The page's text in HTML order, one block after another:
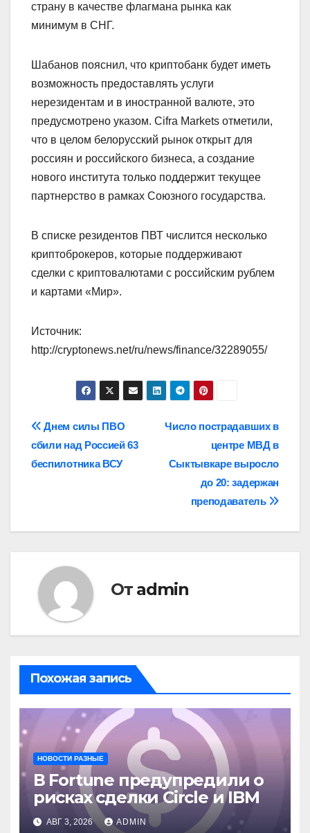
страну в качестве флагмана рынка как
минимум в СНГ.
Шабанов пояснил, что криптобанк будет иметь
возможность предоставлять услуги
нерезидентам и в иностранной валюте, это
предусмотрено указом. Cifra Markets отметили,
что в целом белорусский рынок открыт для
россиян и российского бизнеса, а создание
нового института только поддержит текущее
партнерство в рамках Союзного государства.
В списке резидентов ПВТ числится несколько
криптоброкеров, которые поддерживают
сделки с криптовалютами с российским рублем
и картами «Мир».
Источник:
http://cryptonews.net/ru/news/finance/32289055/
Навигация
по
Число пострадавших в
центре МВД в
Сыктывкаре выросло
до 20: задержан
преподаватель
Днем силы ПВО
сбили над Россией 63
беспилотника ВСУ
От admin
Похожая запись
НОВОСТИ РАЗНЫЕ
В Fortune предупредили о
рисках сделки Circle и IBM
АВГ 3, 2026 ADMIN